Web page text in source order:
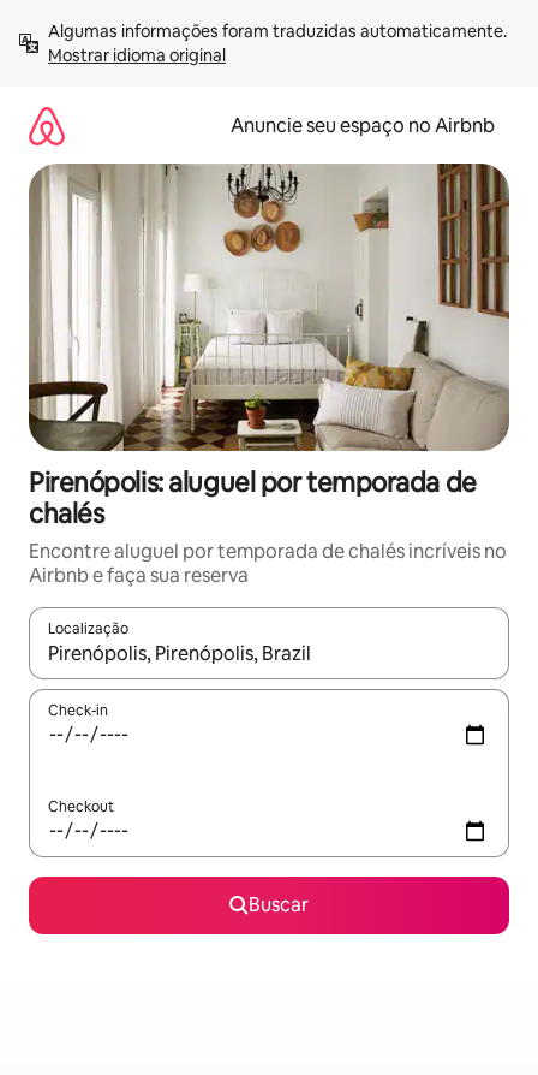
para
Mostrar idioma original
Anuncie seu espaço no Airbnb
Pirenópolis: aluguel por temporada de
chalés
Encontre aluguel por temporada de chalés incríveis no
Airbnb e faça sua reserva
Localização
Quando os resultados estiverem disponíveis, explore-os
Check-in
Checkout
Buscar